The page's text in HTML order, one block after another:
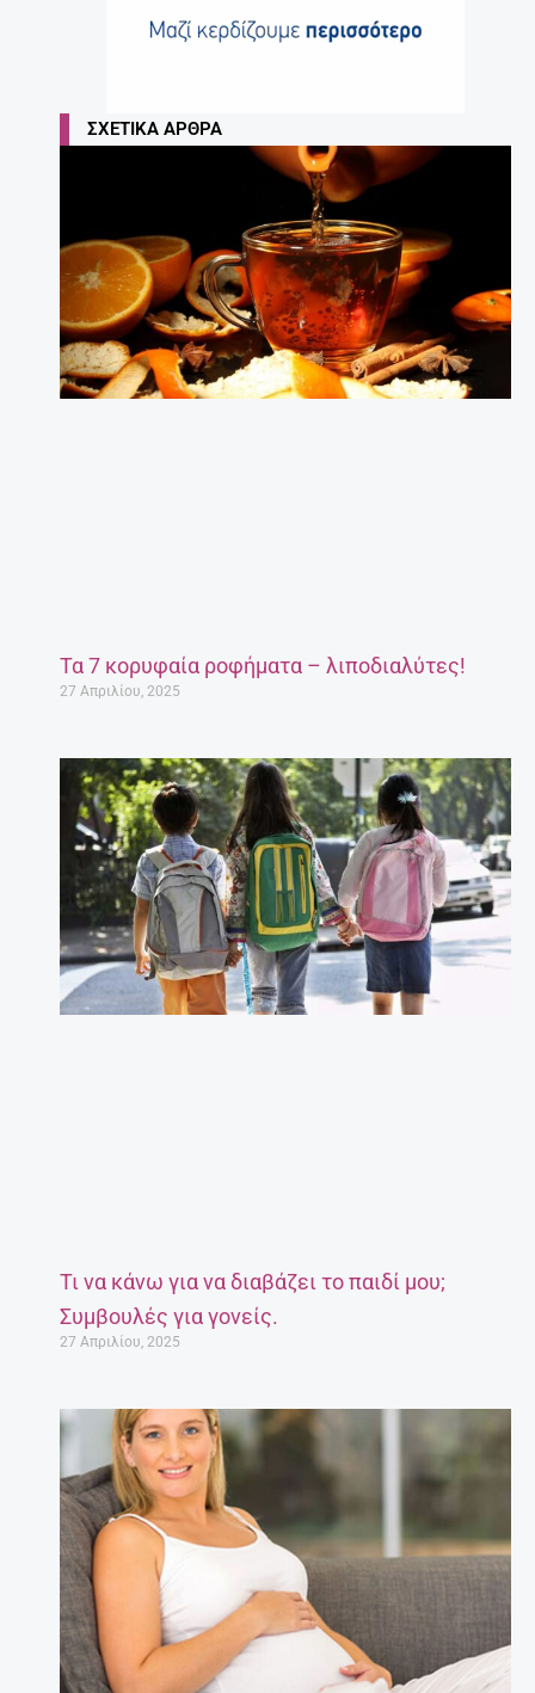
ΣΧΕΤΙΚΆ ΆΡΘΡΑ
Τα 7 κορυφαία ροφήματα – λιποδιαλύτες!
27 Απριλίου, 2025
Τι να κάνω για να διαβάζει το παιδί μου;
Συμβουλές για γονείς.
27 Απριλίου, 2025